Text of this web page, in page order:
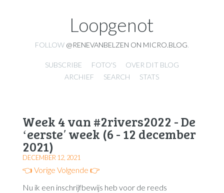
Loopgenot
FOLLOW @RENEVANBELZEN ON MICRO.BLOG
SUBSCRIBE FOTO'S
OVER DIT BLOG
ARCHIEF
SEARCH STATS
Week 4 van #2rivers2022 - De
ʻeersteʼ week (6 - 12 december
2021)
DECEMBER 12, 2021
👈 Vorige Volgende 👉
Nu ik een inschrijfbewijs heb voor de reeds